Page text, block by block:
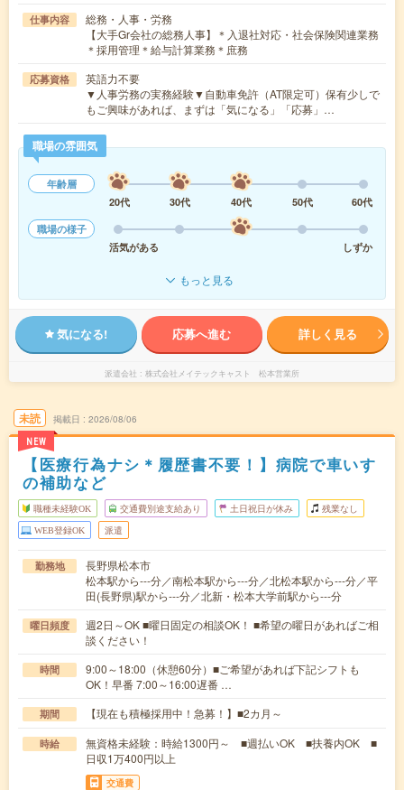
仕事内容
総務・人事・労務
【大手Gr会社の総務人事】＊入退社対応・社会保険関連業務
＊採用管理＊給与計算業務＊庶務
応募資格
英語力不要
▼人事労務の実務経験▼自動車免許（AT限定可）保有少しで
もご興味があれば、まずは「気になる」「応募」…
職場の雰囲気
年齢層
20代
30代 40代 50代
60代
職場の様子
活気がある
しずか
もっと見る
気になる! 応募へ進む 詳しく見る
派遣会社 株式会社メイテックキャスト 松本営業所
未読
NEW
掲載日 2026/08/06
【医療行為ナシ＊履歴書不要！】病院で車いす
の補助など
職種未経験OK 交通費別途支給あり 土日祝日が休み 残業なし
WEB登録OK 派遣
勤務地
長野県松本市
松本駅から---分／南松本駅から---分／北松本駅から---分／平
田(長野県)駅から---分／北新・松本大学前駅から---分
曜日頻度
週2日～OK ■曜日固定の相談OK！ ■希望の曜日があればご相
談ください！
時間
9:00～18:00（休憩60分）■ご希望があれば下記シフトも
OK！早番 7:00～16:00遅番 …
期間 【現在も積極採用中！急募！】■2カ月～
時給
無資格未経験：時給1300円～ ■週払いOK ■扶養内OK ■
日収1万400円以上
交通費